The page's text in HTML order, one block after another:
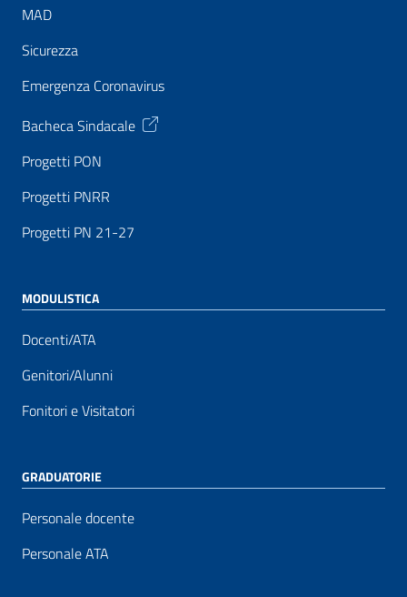
MAD
Sicurezza
Emergenza Coronavirus
Bacheca Sindacale
Progetti PON
Progetti PNRR
Progetti PN 21-27
MODULISTICA
Docenti/ATA
Genitori/Alunni
Fonitori e Visitatori
GRADUATORIE
Personale docente
Personale ATA